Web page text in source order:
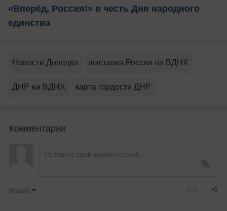
«Вперёд, Россия!» в честь Дня народного
единства
Новости Донецка выставка Россия на ВДНХ
ДНР на ВДНХ карта гордости ДНР
Комментарии
Новые